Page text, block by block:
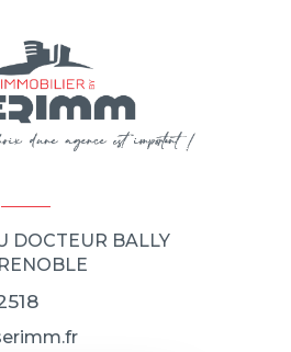
DOCTEUR BALLY